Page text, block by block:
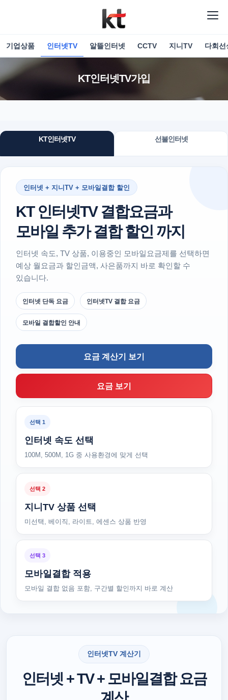
기업상품 인터넷TV 알뜰인터넷 CCTV 지니TV 다회선
KT인터넷TV가입
KT인터넷TV 선불인터넷
인터넷 + 지니TV + 모바일결합 할인
KT 인터넷TV 결합요금과
모바일 추가 결합 할인 까지
인터넷 속도, TV 상품, 이용중인 모바일요금제를 선택하면
예상 월요금과 할인금액, 사은품까지 바로 확인할 수
있습니다.
인터넷 단독 요금 인터넷TV 결합 요금
모바일 결합할인 안내
요금 계산기 보기
요금 보기
선택 1
인터넷 속도 선택
100M, 500M, 1G 중 사용환경에 맞게 선택
선택 2
지니TV 상품 선택
미선택, 베이직, 라이트, 에센스 상품 반영
선택 3
모바일결합 적용
모바일 결합 없음 포함, 구간별 할인까지 바로 계산
인터넷TV 계산기
인터넷 + TV + 모바일결합 요금